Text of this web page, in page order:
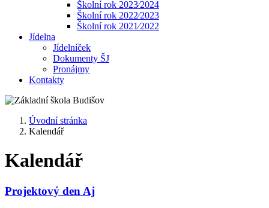
Školní rok 2023⁄2024
Školní rok 2022⁄2023
Školní rok 2021⁄2022
Jídelna
Jídelníček
Dokumenty ŠJ
Pronájmy
Kontakty
Úvodní stránka
Kalendář
Kalendář
Projektový den Aj